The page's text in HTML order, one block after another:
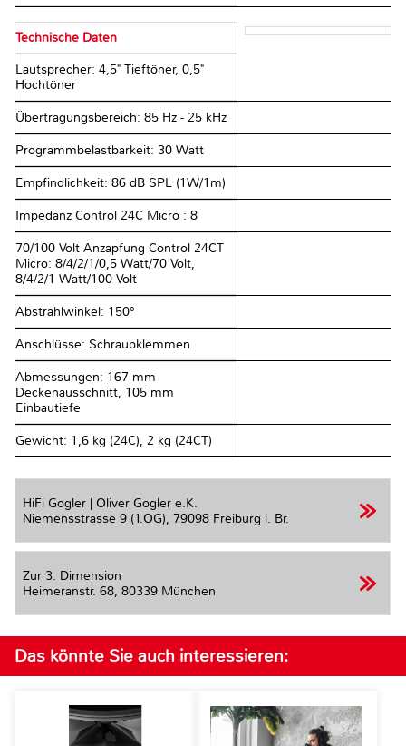
Technische Daten
Lautsprecher: 4,5" Tieftöner, 0,5"
Hochtöner
Übertragungsbereich: 85 Hz - 25 kHz
Programmbelastbarkeit: 30 Watt
Empfindlichkeit: 86 dB SPL (1W/1m)
Impedanz Control 24C Micro : 8 Ω
70/100 Volt Anzapfung Control 24CT
Micro: 8/4/2/1/0,5 Watt/70 Volt,
8/4/2/1 Watt/100 Volt
Abstrahlwinkel: 150°
Anschlüsse: Schraubklemmen
Abmessungen: 167 mm
Deckenausschnitt, 105 mm
Einbautiefe
Gewicht: 1,6 kg (24C), 2 kg (24CT)
HiFi Gogler | Oliver Gogler e.K.
Niemensstrasse 9 (1.OG), 79098 Freiburg i. Br.
Zur 3. Dimension
Heimeranstr. 68, 80339 München
Das könnte Sie auch interessieren: